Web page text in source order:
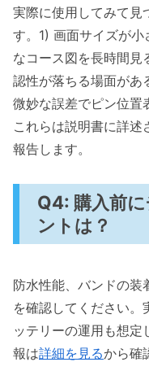
実際に使用してみて見
す。1) 画面サイズが
なコース図を長時間
認性が落ちる場面があ
微妙な誤差でピン位置
これらは説明書に詳述
報告します。
Q4: 購入前
ントは？
防水性能、バンドの装
を確認してください
ッテリーの運用も想
報は詳細を見るから確